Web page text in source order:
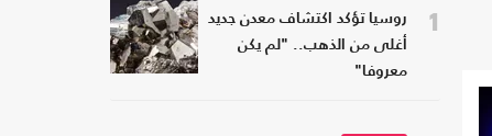
1
روسيا تؤكد اكتشاف معدن جديد
أغلى من الذهب.. "لم يكن
معروفا"